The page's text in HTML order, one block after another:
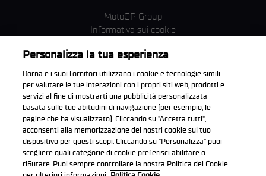
MotoGP Group
Informativa sui cookie
Corporate & ESG
Condizioni della Privacy
Condizioni di acquisto
Scarica l'app ufficiale WorldSBK
Personalizza la tua esperienza
Dorna e i suoi fornitori utilizzano i cookie e tecnologie simili
per valutare le tue interazioni con i propri siti web, prodotti e
servizi al fine di mostrarti una pubblicità personalizzata
basata sulle tue abitudini di navigazione (per esempio, le
pagine che ha visualizzato). Cliccando su "Accetta tutti",
acconsenti alla memorizzazione dei nostri cookie sul tuo
dispositivo per questi scopi. Cliccando su "Personalizza" puoi
scegliere quali categorie di cookie preferisci abilitare o
rifiutare. Puoi sempre controllare la nostra Politica dei Cookie